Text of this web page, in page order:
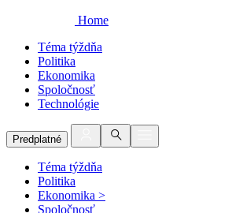
Home
Téma týždňa
Politika
Ekonomika
Spoločnosť
Technológie
Predplatné
Téma týždňa
Politika
Ekonomika >
Spoločnosť